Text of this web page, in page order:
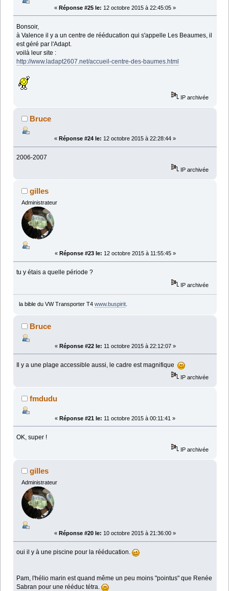
« Réponse #25 le: 12 octobre 2015 à 22:45:05 »
Bonsoir,
à Valence il y a un centre de rééducation qui s'appelle Les Beaumes, il
est géré par l'Adapt.
voilà leur site :
http://www.ladapt2607.net/accueil-centre-des-baumes.html
IP archivée
Bruce
« Réponse #24 le: 12 octobre 2015 à 22:28:44 »
2006-2007
IP archivée
gilles
Administrateur
« Réponse #23 le: 12 octobre 2015 à 11:55:45 »
tu y étais a quelle période ?
IP archivée
la bible du VW Transporter T4 www.buspirit.
Bruce
« Réponse #22 le: 11 octobre 2015 à 22:12:07 »
Il y a une plage accessible aussi, le cadre est magnifique
IP archivée
fmdudu
« Réponse #21 le: 11 octobre 2015 à 00:11:41 »
OK, super !
IP archivée
gilles
Administrateur
« Réponse #20 le: 10 octobre 2015 à 21:36:00 »
oui il y à une piscine pour la rééducation.
Pam, l'hélio marin est quand même un peu moins "pointus" que Renée
Sabran pour une rééduc tétra.